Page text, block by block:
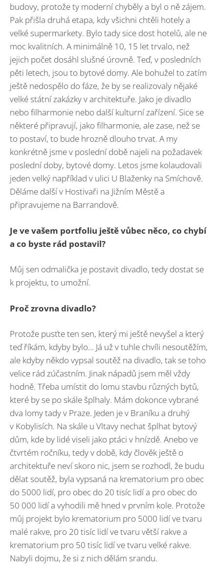
budovy, protože ty moderní chyběly a byl o ně zájem.
Pak přišla druhá etapa, kdy všichni chtěli hotely a
velké supermarkety. Bylo tady sice dost hotelů, ale ne
moc kvalitních. A minimálně 10, 15 let trvalo, než
jejich počet dosáhl slušné úrovně. Teď, v posledních
pěti letech, jsou to bytové domy. Ale bohužel to zatím
ještě nedospělo do fáze, že by se realizovaly nějaké
velké státní zakázky v architektuře. Jako je divadlo
nebo filharmonie nebo další kulturní zařízení. Sice se
některé připravují, jako filharmonie, ale zase, než se
to postaví, to bude hrozně dlouho trvat. A my
konkrétně jsme v poslední době najeli na požadavek
poslední doby, bytové domy. Letos jsme kolaudovali
jeden velký například v ulici U Blaženky na Smíchově.
Děláme další v Hostivaři na Jižním Městě a
připravujeme na Barrandově.
Je ve vašem portfoliu ještě vůbec něco, co chybí
a co byste rád postavil?
Můj sen odmalička je postavit divadlo, tedy dostat se
k projektu, to umožní.
Proč zrovna divadlo?
Protože pusťte ten sen, který mi ještě nevyšel a který
teď říkám, kdyby bylo… Já už v tuhle chvíli nesoutěžím,
ale kdyby někdo vypsal soutěž na divadlo, tak se toho
velice rád zúčastním. Jinak nápadů jsem měl vždy
hodně. Třeba umístit do lomu stavbu různých bytů,
které by se po skále šplhaly. Mám dokonce vybrané
dva lomy tady v Praze. Jeden je v Braníku a druhý
v Kobylisích. Na skále u Vltavy nechat šplhat bytový
dům, kde by lidé viseli jako ptáci v hnízdě. Anebo ve
čtvrtém ročníku, tedy v době, kdy člověk ještě o
architektuře neví skoro nic, jsem se rozhodl, že budu
dělat soutěž, byla vypsaná na krematorium pro obec
do 5000 lidí, pro obec do 20 tisíc lidí a pro obec do
50 000 lidí a vyhodili mě hned v prvním kole. Protože
můj projekt bylo krematorium pro 5000 lidí ve tvaru
malé rakve, pro 20 tisíc lidí ve tvaru větší rakve a
krematorium pro 50 tisíc lidí ve tvaru velké rakve.
Nabyli dojmu, že si z nich dělám srandu.